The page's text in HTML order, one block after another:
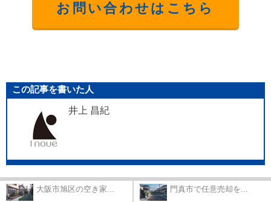
お問い合わせはこちら
この記事を書いた人
井上 昌紀
大阪市旭区の空き家... 門真市で任意売却を...